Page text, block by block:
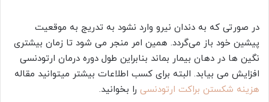
در صورتی که به دندان نیرو وارد نشود به تدریج به موقعیت
پیشین خود باز می‌گردد. همین امر منجر می شود تا زمان بیشتری
نگین ها در دهان بیمار بماند بنابراین طول دوره درمان ارتودنسی
افزایش می بیابد. البته برای کسب اطلاعات بیشتر میتوانید مقاله
هزینه شکستن براکت ارتودنسی را بخوانید.